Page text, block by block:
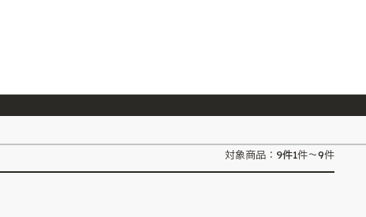
2026/7/23 『ONE PIECE magazine 021 ONE PIECEカード付き同梱版』発売延期のご案内
対象商品： 9件1件～9件